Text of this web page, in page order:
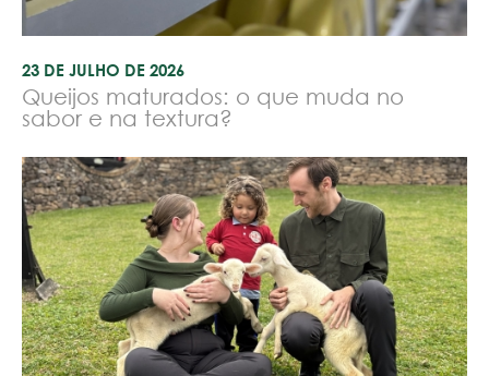
23 DE JULHO DE 2026
Queijos maturados: o que muda no
sabor e na textura?